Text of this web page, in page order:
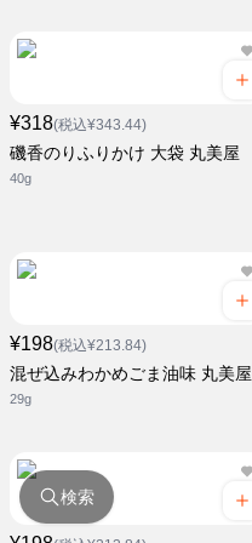
¥318(税込¥343.44)
磯香のりふりかけ 大袋 丸美屋
40g
¥198(税込¥213.84)
混ぜ込みわかめごま油味 丸美屋
29g
検索